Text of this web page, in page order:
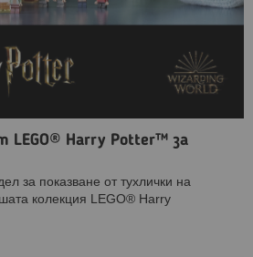
LEGO® Harry Potter™ за
за показване от тухлички на
колекция LEGO® Harry